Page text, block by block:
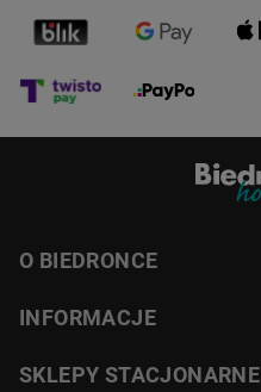
O BIEDRONCE
INFORMACJE
SKLEPY STACJONARNE